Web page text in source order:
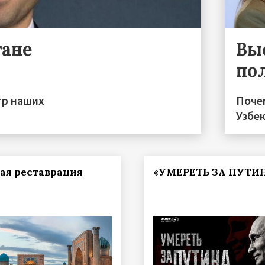
наших
реставрация «УМЕРЕТЬ ЗА